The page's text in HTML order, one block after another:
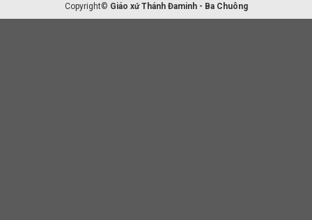
Copyright© Giáo xứ Thánh Đaminh - Ba Chuông